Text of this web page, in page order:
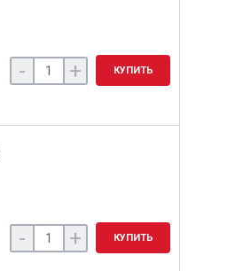
- + КУПИТЬ
- + КУПИТЬ